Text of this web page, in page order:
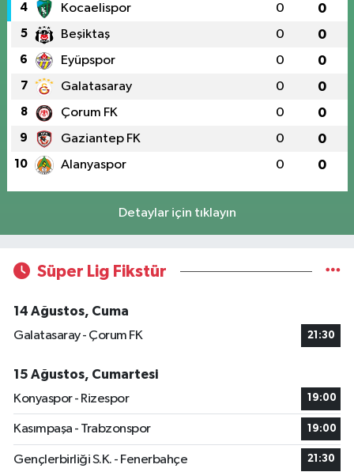
4 Kocaelispor 0 0
5 Beşiktaş 0 0
6 Eyüpspor 0 0
7 Galatasaray 0 0
8 Çorum FK 0 0
9 Gaziantep FK 0 0
10 Alanyaspor 0 0
Detaylar için tıklayın
Süper Lig Fikstür
14 Ağustos, Cuma
Galatasaray - Çorum FK
21:30
15 Ağustos, Cumartesi
Konyaspor - Rizespor
19:00
Kasımpaşa - Trabzonspor 19:00
Gençlerbirliği S.K. - Fenerbahçe 21:30